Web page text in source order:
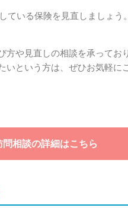
ている保険を見直しましょ
や見直しの相談を承ってお
いという方は、ぜひお気軽に
問相談の詳細はこちら